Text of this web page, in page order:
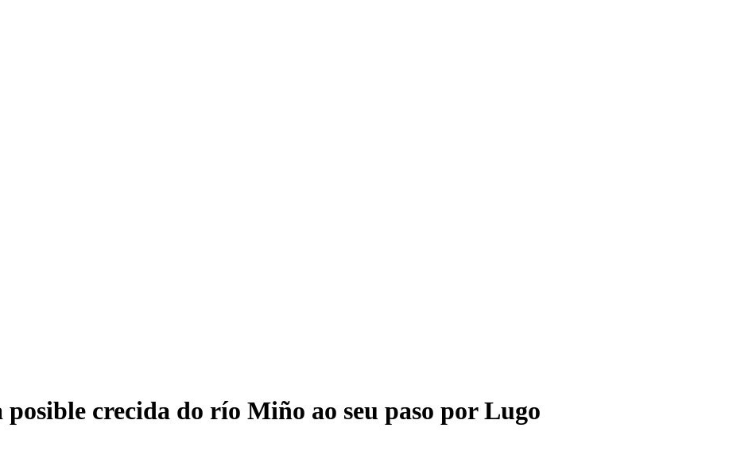
crecida do río Miño ao seu paso por Lugo